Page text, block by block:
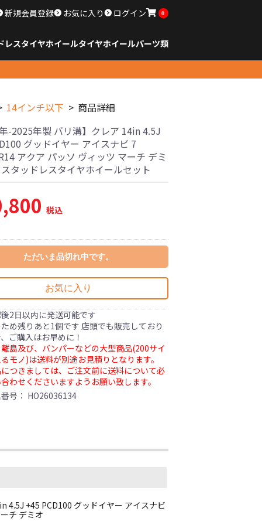
新規会員登録 お気に入り ログイン 0
レスタイヤホイールタイヤホイールパーツ類
14インチ以下 商品詳細
年-2025年製 バリ溝】クレア 14in 4.5J
グッドイヤー アイスナビ 7
アクア パッソ ヴィッツ マーチ デミ
タッドレスタイヤホイールセット
税込
ただいま品切れ中です。
お気に入り
2日以内に発送可能です
め残りあと1個です 店頭でも販売しており
ご購入はお早めに！
島及び、バンパーなどの大型商品(200サイ
モノ)は送料が別途お見積りとなります。
つきましては、ご注文前に送料について必
わせくださいますようお願い致します。
号： HO26036134
4.5J +45 PCD100 グッドイヤー アイスナビ
チ デミオ